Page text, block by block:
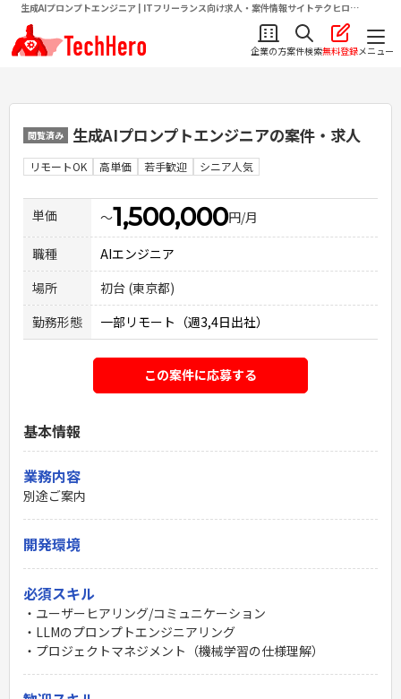
生成AIプロンプトエンジニア | ITフリーランス向け求人・案件情報サイトテクヒロ
（TechHero）
企業の方案件検索無料登録メニュー
閲覧済み 生成AIプロンプトエンジニアの案件・求人
リモートOK 高単価 若手歓迎 シニア人気
単価 〜1,500,000円/月
職種
AIエンジニア
場所
初台 (東京都)
勤務形態
一部リモート（週3,4日出社）
この案件に応募する
基本情報
業務内容
別途ご案内
開発環境
必須スキル
・ユーザーヒアリング/コミュニケーション
・LLMのプロンプトエンジニアリング
・プロジェクトマネジメント（機械学習の仕様理解）